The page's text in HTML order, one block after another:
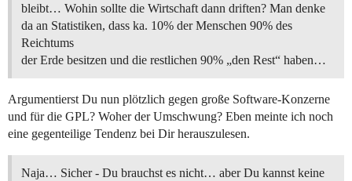
bleibt… Wohin sollte die Wirtschaft dann driften? Man denke
da an Statistiken, dass ka. 10% der Menschen 90% des
Reichtums
der Erde besitzen und die restlichen 90% „den Rest“ haben…
Argumentierst Du nun plötzlich gegen große Software-Konzerne
und für die GPL? Woher der Umschwung? Eben meinte ich noch
eine gegenteilige Tendenz bei Dir herauszulesen.
Naja… Sicher - Du brauchst es nicht… aber Du kannst keine